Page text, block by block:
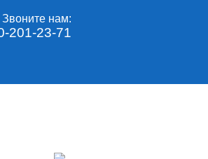
Звоните нам:
201-23-71